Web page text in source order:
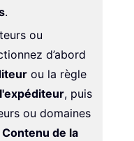
.
ou
d’abord
ou la règle
, puis
ou domaines
Contenu de la